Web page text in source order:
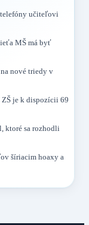
učiteľovi
MŠ má byť
nové triedy v
je k dispozícii 69
ktoré sa rozhodli
šíriacim hoaxy a